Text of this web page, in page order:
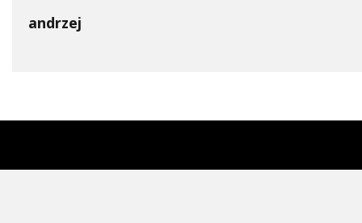
andrzej